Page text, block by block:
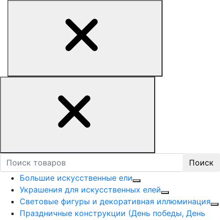
Поиск
Большие искусственные ели
Украшения для искусственных елей
Световые фигуры и декоративная иллюминация
Праздничные конструкции (День победы, День